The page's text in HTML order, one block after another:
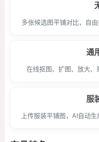
多张候选图平铺对比，自
通
在线抠图、扩图、放大、
服
上传服装平铺图，AI自动